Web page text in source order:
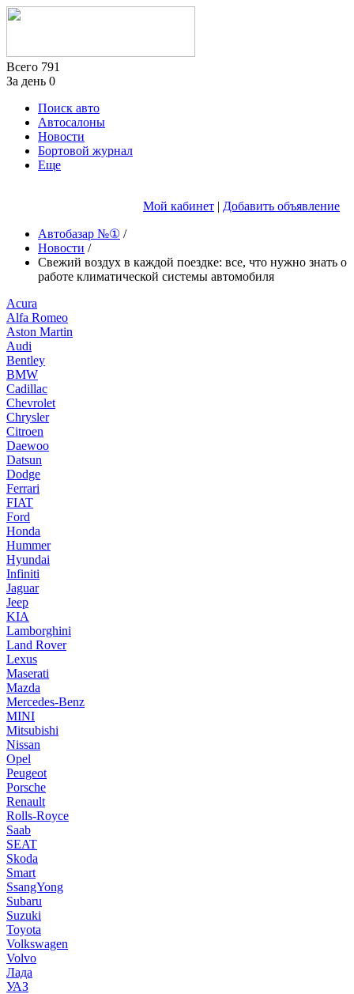
Всего 791
За день 0
Поиск авто
Автосалоны
Новости
Бортовой журнал
Еще
Мой кабинет | Добавить объявление
Автобазар №① /
Новости /
Свежий воздух в каждой поездке: все, что нужно знать о
работе климатической системы автомобиля
Acura
Alfa Romeo
Aston Martin
Audi
Bentley
BMW
Cadillac
Chevrolet
Chrysler
Citroen
Daewoo
Datsun
Dodge
Ferrari
FIAT
Ford
Honda
Hummer
Hyundai
Infiniti
Jaguar
Jeep
KIA
Lamborghini
Land Rover
Lexus
Maserati
Mazda
Mercedes-Benz
MINI
Mitsubishi
Nissan
Opel
Peugeot
Porsche
Renault
Rolls-Royce
Saab
SEAT
Skoda
Smart
SsangYong
Subaru
Suzuki
Toyota
Volkswagen
Volvo
Лада
УАЗ